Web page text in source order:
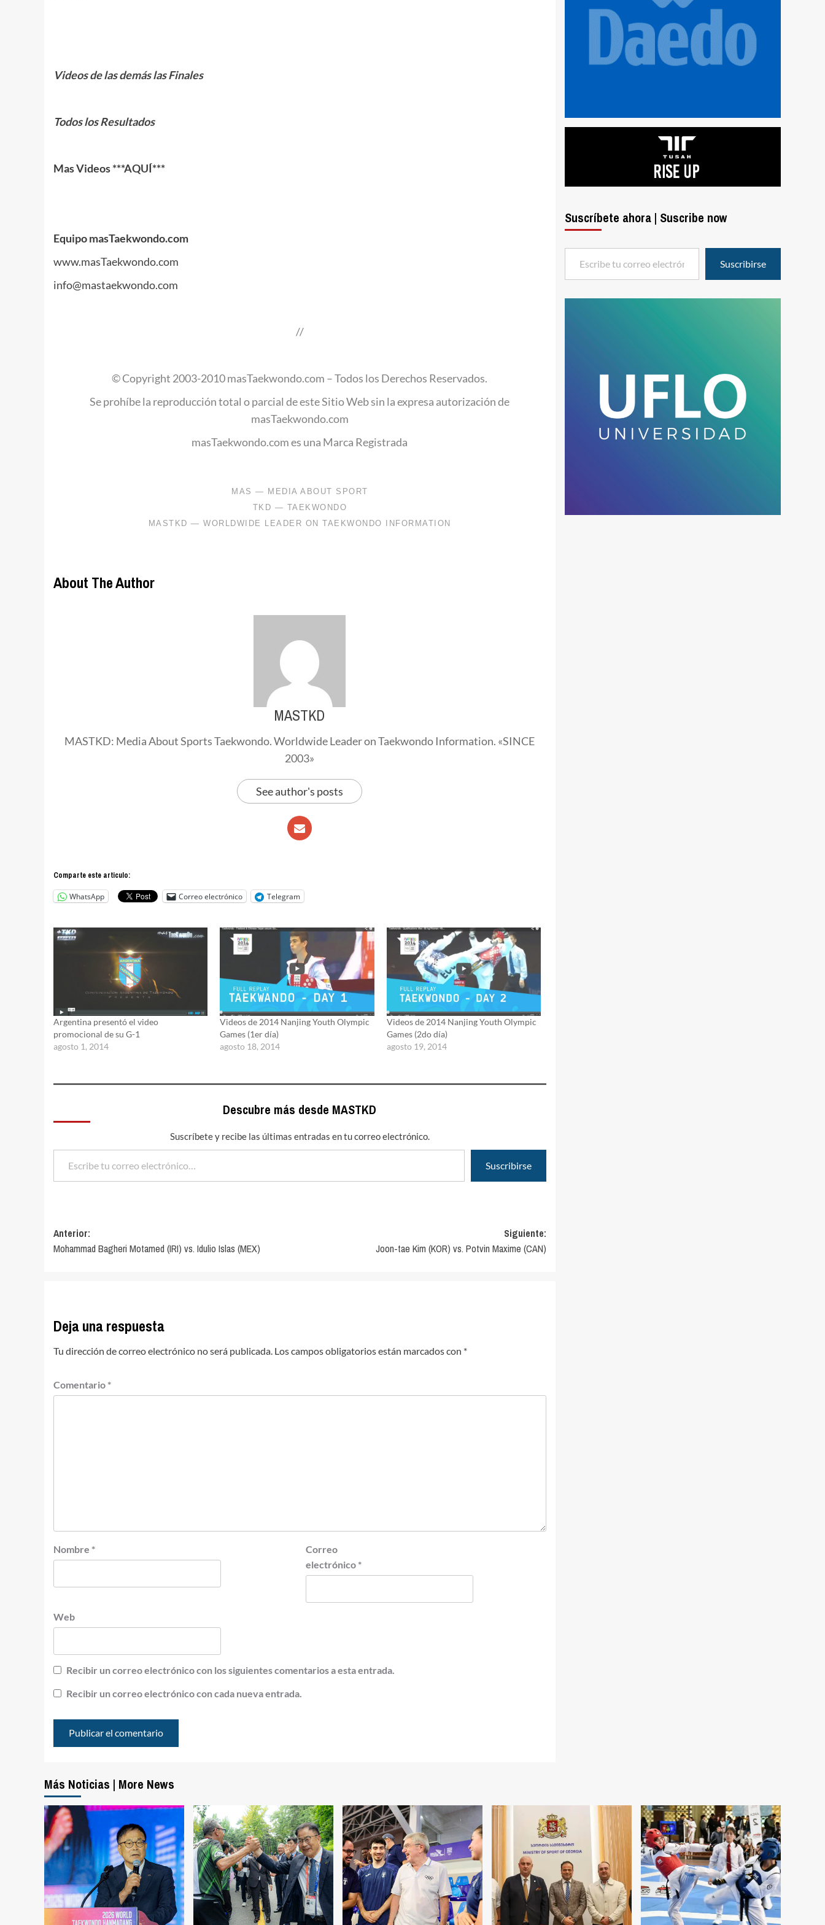
Videos de las demás las Finales
Todos los Resultados
Mas Videos***AQUÍ***
Equipo masTaekwondo.com
www.masTaekwondo.com
info@mastaekwondo.com
//
© Copyright 2003-2010 masTaekwondo.com – Todos los Derechos Reservados.
Se prohíbe la reproducción total o parcial de este Sitio Web sin la expresa autorización de
masTaekwondo.com
masTaekwondo.com es una Marca Registrada
About The Author
MASTKD
MASTKD: Media About Sports Taekwondo. Worldwide Leader on Taekwondo Information. «SINCE
2003»
See author's posts
Comparte este articulo:
WhatsApp Correo electrónico Telegram
Argentina presentó el video
promocional de su G-1
agosto 1, 2014
Videos de 2014 Nanjing Youth Olympic
Games (1er día)
agosto 18, 2014
Videos de 2014 Nanjing Youth Olympic
Games (2do día)
agosto 19, 2014
Descubre más desde MASTKD
Suscríbete y recibe las últimas entradas en tu correo electrónico.
Escribe tu correo electrónico…
Suscribirse
Navegación
de
Anterior:
Mohammad Bagheri Motamed (IRI) vs. Idulio Islas (MEX)
Siguiente:
Joon-tae Kim (KOR) vs. Potvin Maxime (CAN)
Deja una respuesta
Tu dirección de correo electrónico no será publicada. Los campos obligatorios están marcados con *
Comentario *
Nombre *
Correo
electrónico *
Web
Recibir un correo electrónico con los siguientes comentarios a esta entrada.
Recibir un correo electrónico con cada nueva entrada.
Suscríbete ahora | Suscribe now
Escribe tu correo electrónico…
Suscribirse
Más Noticias | More News